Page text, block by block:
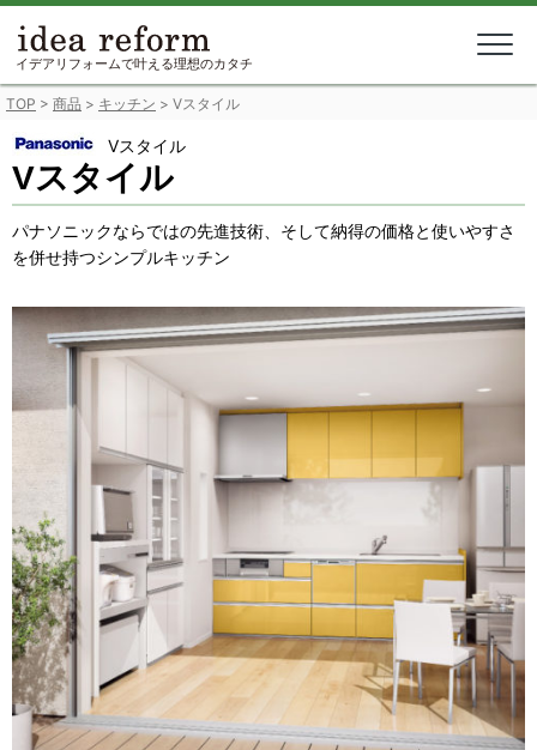
Skip
content
イデアリフォームで叶える理想のカタチ
TOP > 商品 > キッチン > Vスタイル
Vスタイル
Vスタイル
パナソニックならではの先進技術、そして納得の価格と使いやすさ
を併せ持つシンプルキッチン